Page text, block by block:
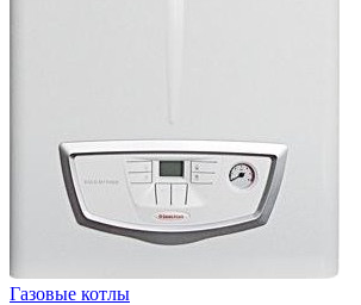
Газовые котлы